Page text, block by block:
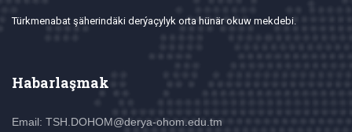
Türkmenabat şäherindäki derýaçylyk orta hünär okuw mekdebi.
Habarlaşmak
Email: TSH.DOHOM@derya-ohom.edu.tm